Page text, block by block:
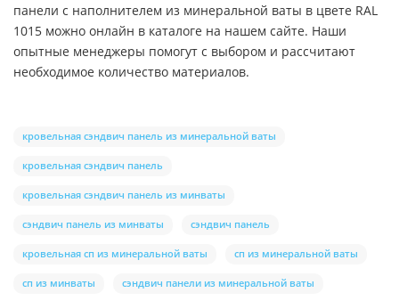
панели с наполнителем из минеральной ваты в цвете RAL
1015 можно онлайн в каталоге на нашем сайте. Наши
опытные менеджеры помогут с выбором и рассчитают
необходимое количество материалов.
кровельная сэндвич панель из минеральной ваты
кровельная сэндвич панель
кровельная сэндвич панель из минваты
сэндвич панель из минваты сэндвич панель
кровельная сп из минеральной ваты сп из минеральной ваты
сп из минваты сэндвич панели из минеральной ваты